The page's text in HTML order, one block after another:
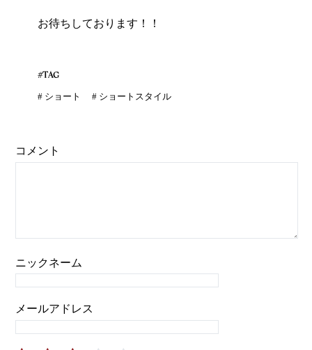
お待ちしております！！
#TAG
# ショート # ショートスタイル
コメント
ニックネーム
メールアドレス